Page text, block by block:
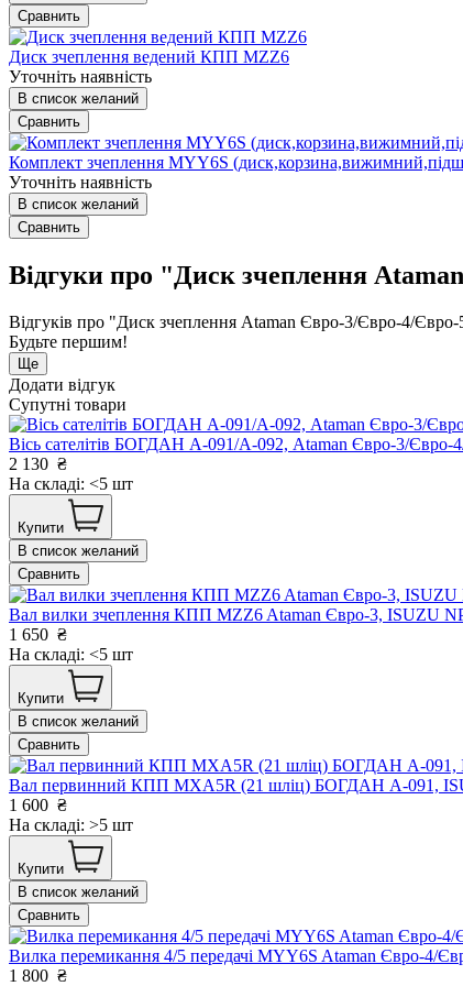
Сравнить
Диск зчеплення ведений КПП MZZ6
Уточніть наявність
В список желаний
Сравнить
Комплект зчеплення MYY6S
Уточніть наявність
В список желаний
Сравнить
Відгуки про "Диск зчеплення
Відгуків про "Диск зчеплення Ataman Євро-3/Євро-4/
Будьте першим!
Ще
Додати відгук
Супутні товари
Вісь сателітів БОГДАН А-091/А-092, Ataman Євро-3/
2 130 ₴
На складі: <5 шт
Купити
В список желаний
Сравнить
Вал вилки зчеплення КПП MZZ6 Ataman Євро-3, ISUZU
1 650 ₴
На складі: <5 шт
Купити
В список желаний
Сравнить
Вал первинний КПП MХА5R (21 шліц) БОГДАН А-091,
1 600 ₴
На складі: >5 шт
Купити
В список желаний
Сравнить
Вилка перемикання 4/5 передачі MYY6S Ataman Євро-4/
1 800 ₴